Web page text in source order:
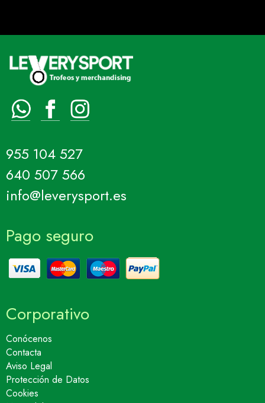
955 104 527
640 507 566
info@leverysport.es
Pago seguro
Corporativo
Conócenos
Contacta
Aviso Legal
Protección de Datos
Cookies